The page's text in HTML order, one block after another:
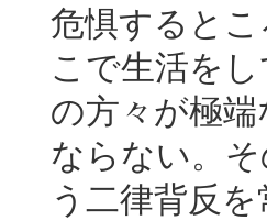
危惧すると
こで生活を
の方々が極
ならない。
う二律背反